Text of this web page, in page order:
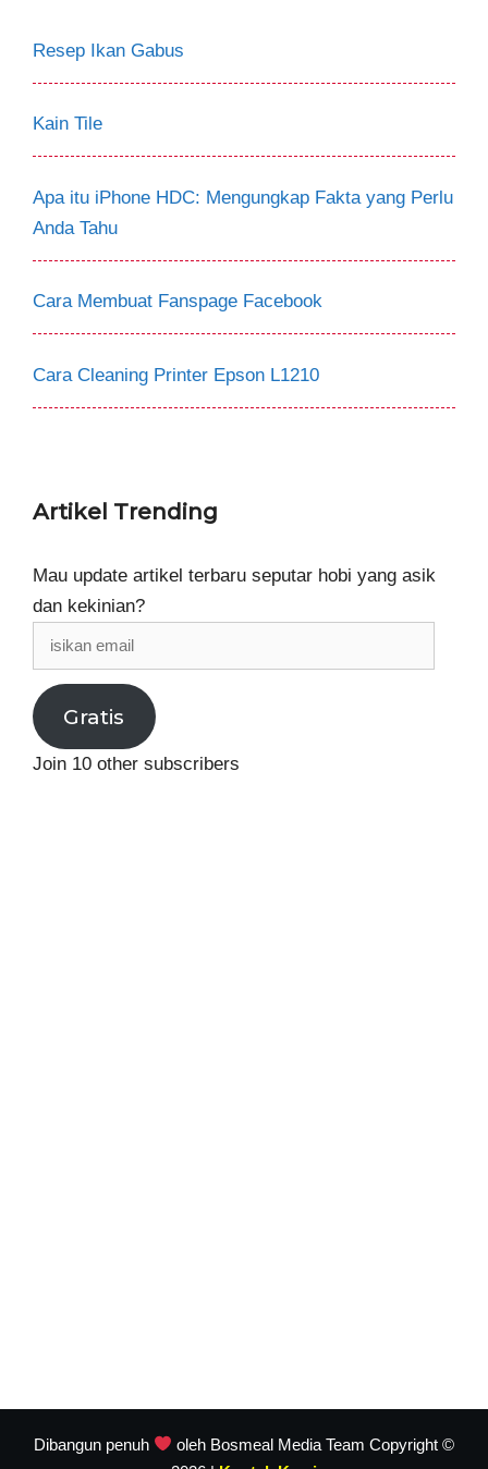
Resep Ikan Gabus
Kain Tile
Apa itu iPhone HDC: Mengungkap Fakta yang Perlu
Anda Tahu
Cara Membuat Fanspage Facebook
Cara Cleaning Printer Epson L1210
Artikel Trending
Mau update artikel terbaru seputar hobi yang asik
dan kekinian?
isikan
email
Gratis
Join 10 other subscribers
Dibangun penuh
oleh Bosmeal Media Team Copyright ©